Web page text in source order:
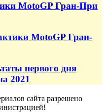
MotoGP Гран-При
MotoGP Гран-
первого дня
2021
сайта разрешено